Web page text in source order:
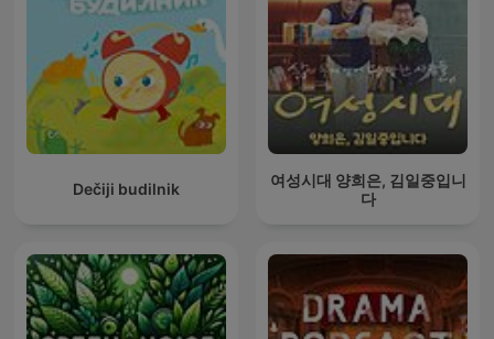
Dečiji budilnik
여성시대 양희은, 김일중입니
다